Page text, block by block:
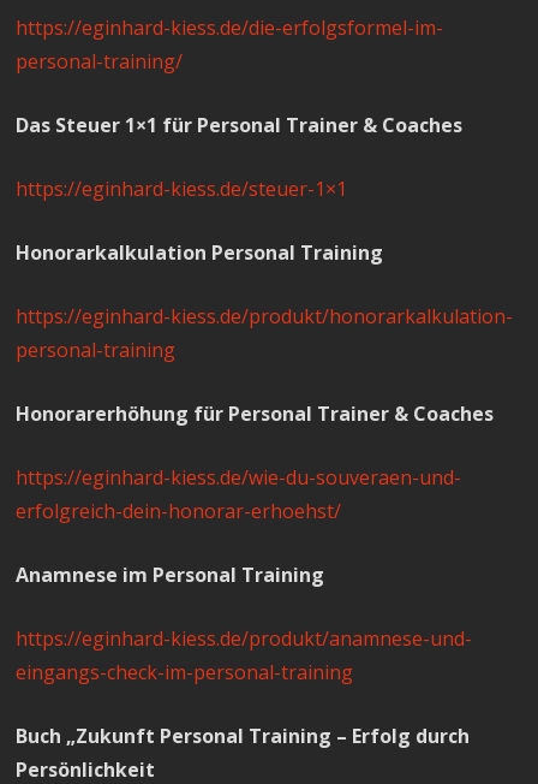
https://eginhard-kiess.de/die-erfolgsformel-im-
personal-training/
Das Steuer 1×1 für Personal Trainer & Coaches
https://eginhard-kiess.de/steuer-1×1
Honorarkalkulation Personal Training
https://eginhard-kiess.de/produkt/honorarkalkulation-
personal-training
Honorarerhöhung für Personal Trainer & Coaches
https://eginhard-kiess.de/wie-du-souveraen-und-
erfolgreich-dein-honorar-erhoehst/
Anamnese im Personal Training
https://eginhard-kiess.de/produkt/anamnese-und-
eingangs-check-im-personal-training
Buch „Zukunft Personal Training – Erfolg durch
Persönlichkeit